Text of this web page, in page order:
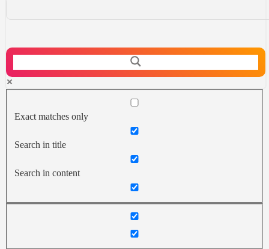
Exact matches only
Search in title
Search in content